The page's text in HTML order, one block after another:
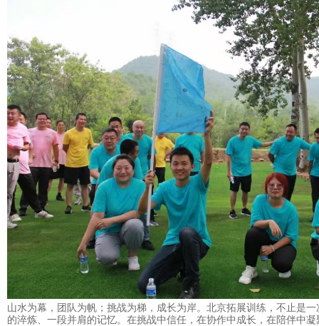
山水为幕，团队为帆；挑战为梯，成长为岸。北京拓展训练，不止是
的淬炼、一段并肩的记忆。在挑战中信任，在协作中成长，在陪伴中